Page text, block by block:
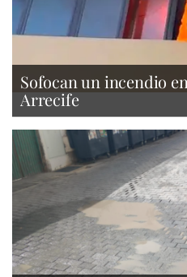
Sofocan un incendio
Arrecife